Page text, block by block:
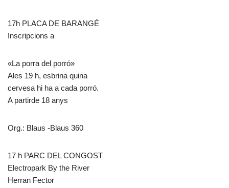
17h PLACA DE BARANGÉ
Inscripcions a
«La porra del porró»
Ales 19 h, esbrina quina
cervesa hi ha a cada porró.
A partirde 18 anys
Org.: Blaus -Blaus 360
17 h PARC DEL CONGOST
Electropark By the River
Herran Fector